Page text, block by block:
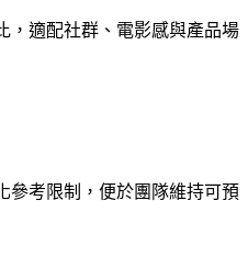
，適配社群、電影感與產品場
參考限制，便於團隊維持可預